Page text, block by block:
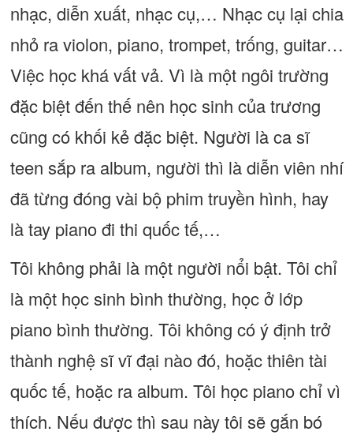
nhạc, diễn xuất, nhạc cụ,… Nhạc cụ lại chia
nhỏ ra violon, piano, trompet, trống, guitar…
Việc học khá vất vả. Vì là một ngôi trường
đặc biệt đến thế nên học sinh của trương
cũng có khối kẻ đặc biệt. Người là ca sĩ
teen sắp ra album, người thì là diễn viên nhí
đã từng đóng vài bộ phim truyền hình, hay
là tay piano đi thi quốc tế,…
Tôi không phải là một người nổi bật. Tôi chỉ
là một học sinh bình thường, học ở lớp
piano bình thường. Tôi không có ý định trở
thành nghệ sĩ vĩ đại nào đó, hoặc thiên tài
quốc tế, hoặc ra album. Tôi học piano chỉ vì
thích. Nếu được thì sau này tôi sẽ gắn bó